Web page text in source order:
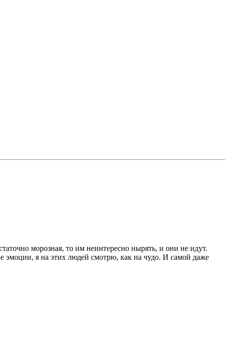
морозная, то им неинтересно нырять, и они не идут.
эмоции, я на этих людей смотрю, как на чудо. И самой даже